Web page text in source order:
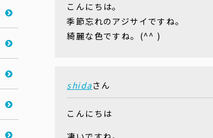
こんにちは。
季節忘れのアジサイですね。
綺麗な色ですね。(^^ )
shidaさん
こんにちは